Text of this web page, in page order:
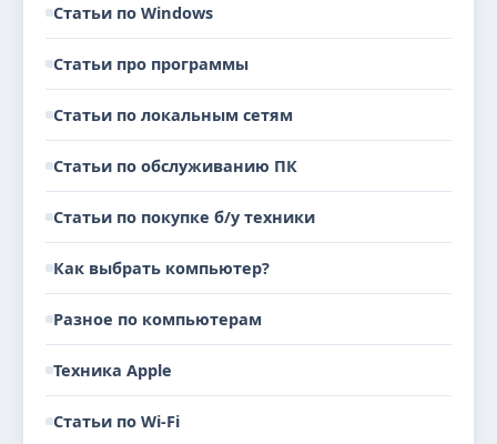
Статьи по Windows
Статьи про программы
Статьи по локальным сетям
Статьи по обслуживанию ПК
Статьи по покупке б/у техники
Как выбрать компьютер?
Разное по компьютерам
Техника Apple
Статьи по Wi-Fi